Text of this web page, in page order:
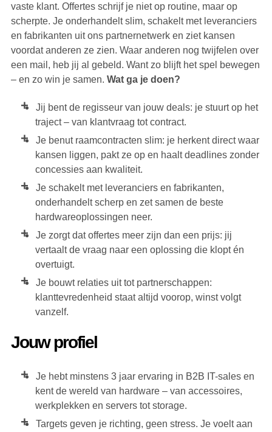
vaste klant. Offertes schrijf je niet op routine, maar op
scherpte. Je onderhandelt slim, schakelt met leveranciers
en fabrikanten uit ons partnernetwerk en ziet kansen
voordat anderen ze zien. Waar anderen nog twijfelen over
een mail, heb jij al gebeld. Want zo blijft het spel bewegen
– en zo win je samen. Wat ga je doen?
Jij bent de regisseur van jouw deals: je stuurt op het
traject – van klantvraag tot contract.
Je benut raamcontracten slim: je herkent direct waar
kansen liggen, pakt ze op en haalt deadlines zonder
concessies aan kwaliteit.
Je schakelt met leveranciers en fabrikanten,
onderhandelt scherp en zet samen de beste
hardwareoplossingen neer.
Je zorgt dat offertes meer zijn dan een prijs: jij
vertaalt de vraag naar een oplossing die klopt én
overtuigt.
Je bouwt relaties uit tot partnerschappen:
klanttevredenheid staat altijd voorop, winst volgt
vanzelf.
Jouw profiel
Je hebt minstens 3 jaar ervaring in B2B IT-sales en
kent de wereld van hardware – van accessoires,
werkplekken en servers tot storage.
Targets geven je richting, geen stress. Je voelt aan